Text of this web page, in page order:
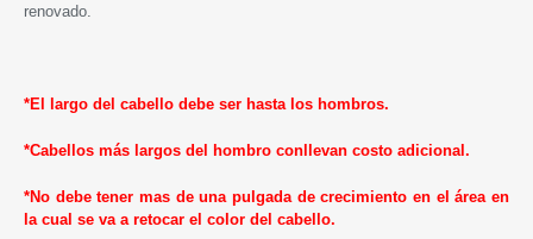
renovado.
*El largo del cabello debe ser hasta los hombros.
*Cabellos más largos del hombro conllevan costo adicional.
*No debe tener mas de una pulgada de crecimiento en el área en
la cual se va a retocar el color del cabello.